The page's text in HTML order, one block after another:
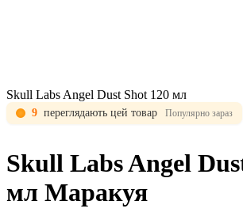
Skull Labs Angel Dust Shot 120 мл
9 переглядають цей товар Популярно зараз
Skull Labs Angel
мл Маракуя